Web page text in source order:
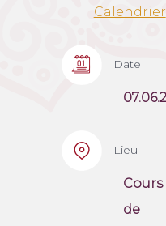
Calendrier
Date
Lieu
Cours
de